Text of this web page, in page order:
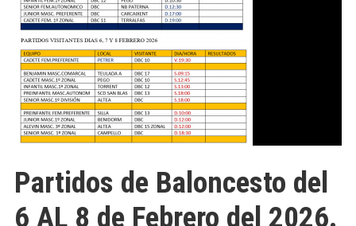
Partidos de Baloncesto del
6 AL 8 de Febrero del 2026.